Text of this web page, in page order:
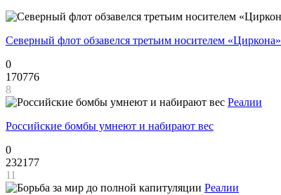
Северный флот обзавелся третьим носителем «Циркона»
0
170776
8
Реалии
Российские бомбы умнеют и набирают вес
0
232177
11
Реалии